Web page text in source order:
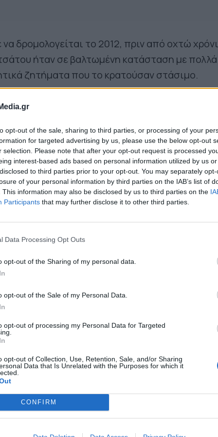
opt-out of the sale, sharing to third parties, or processing of your
for targeted advertising by us, please use the below opt-out
selection. Please note that after your opt-out request is processed
interest-based ads based on personal information utilized by us
to third parties prior to your opt-out. You may separately
of your personal information by third parties on the IAB’s list of
This information may also be disclosed by us to third parties on the
Participants that may further disclose it to other third parties.
Data Processing Opt Outs
opt-out of the Sharing of my personal data.
opt-out of the Sale of my Personal Data.
opt-out of processing my Personal Data for Targeted
opt-out of Collection, Use, Retention, Sale, and/or Sharing
Data that Is Unrelated with the Purposes for which it
CONFIRM
να δρομολογείται το 2012, πριν από οχτώ
ήταν σε βαλτωμένη κατάσταση με πολλά
ζητήματα που το κρατούσαν στάσιμο.
καταλήξαμε σε συμφωνία με τον
το ποσοστό συμμετοχής τους στη
προς δημοπράτηση, θα ολοκληρωθεί και θα
αντίδραση του κ. Γαλιατσάτου. Είναι συνήθης.
κανένα έργο. Είναι πια εμφανές. Προσπαθεί με
το έργο της Περιφερειακής Αρχής, να
την κοινωνία, να λοιδορήσει τους αρμόδιους,
ανάπτυξη.
Τον αφήνουμε στην μιζέρια του!», απαντά